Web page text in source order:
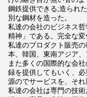
鋼鉄提供できる;造られ
別な鋼材を造った。
私達の会社のビジネス
精神」である。完全な変
私達のプロダクト販売
本、韓国、東南アジア
また多くの国際的な会
録を提供してもいく、
源のでサービスを、それ
私達の会社は専門の技